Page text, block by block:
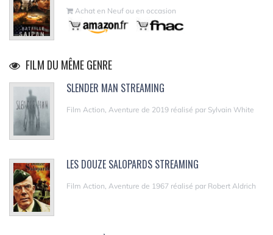
Achat en Neuf ou en occasion
FILM DU MÊME GENRE
SLENDER MAN STREAMING
Film Action, Aventure de 2019 réalisé par Sylvain White
LES DOUZE SALOPARDS STREAMING
Film Action, Aventure de 1967 réalisé par Robert Aldrich